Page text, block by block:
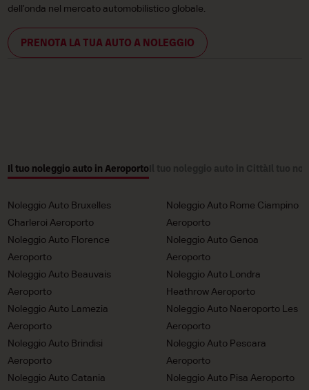
dell’onda nel mercato automobilistico globale.
PRENOTA LA TUA AUTO A NOLEGGIO
Il tuo noleggio auto in Aeroporto
Noleggio Auto Bruxelles
Charleroi Aeroporto
Noleggio Auto Rome Ciampino
Aeroporto
Noleggio Auto Florence
Aeroporto
Noleggio Auto Genoa
Aeroporto
Noleggio Auto Beauvais
Aeroporto
Noleggio Auto Londra
Heathrow Aeroporto
Noleggio Auto Lamezia
Aeroporto
Noleggio Auto Naeroporto Les
Aeroporto
Noleggio Auto Brindisi
Aeroporto
Noleggio Auto Pescara
Aeroporto
Noleggio Auto Catania
Noleggio Auto Pisa Aeroporto